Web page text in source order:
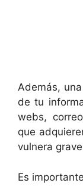
Además,
de tu
webs,
que
vulnera
Es